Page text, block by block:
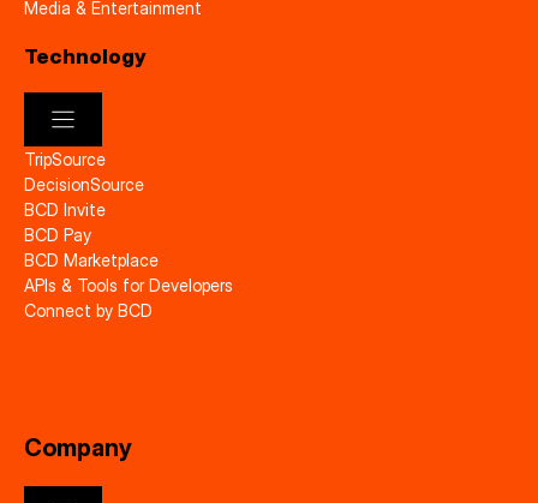
Media & Entertainment
Technology
TripSource
DecisionSource
BCD Invite
BCD Pay
BCD Marketplace
APIs & Tools for Developers
Connect by BCD
Company